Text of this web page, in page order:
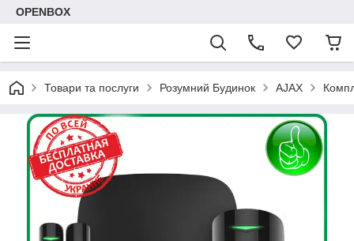
OPENBOX
Товари та послуги Розумний Будинок AJAX